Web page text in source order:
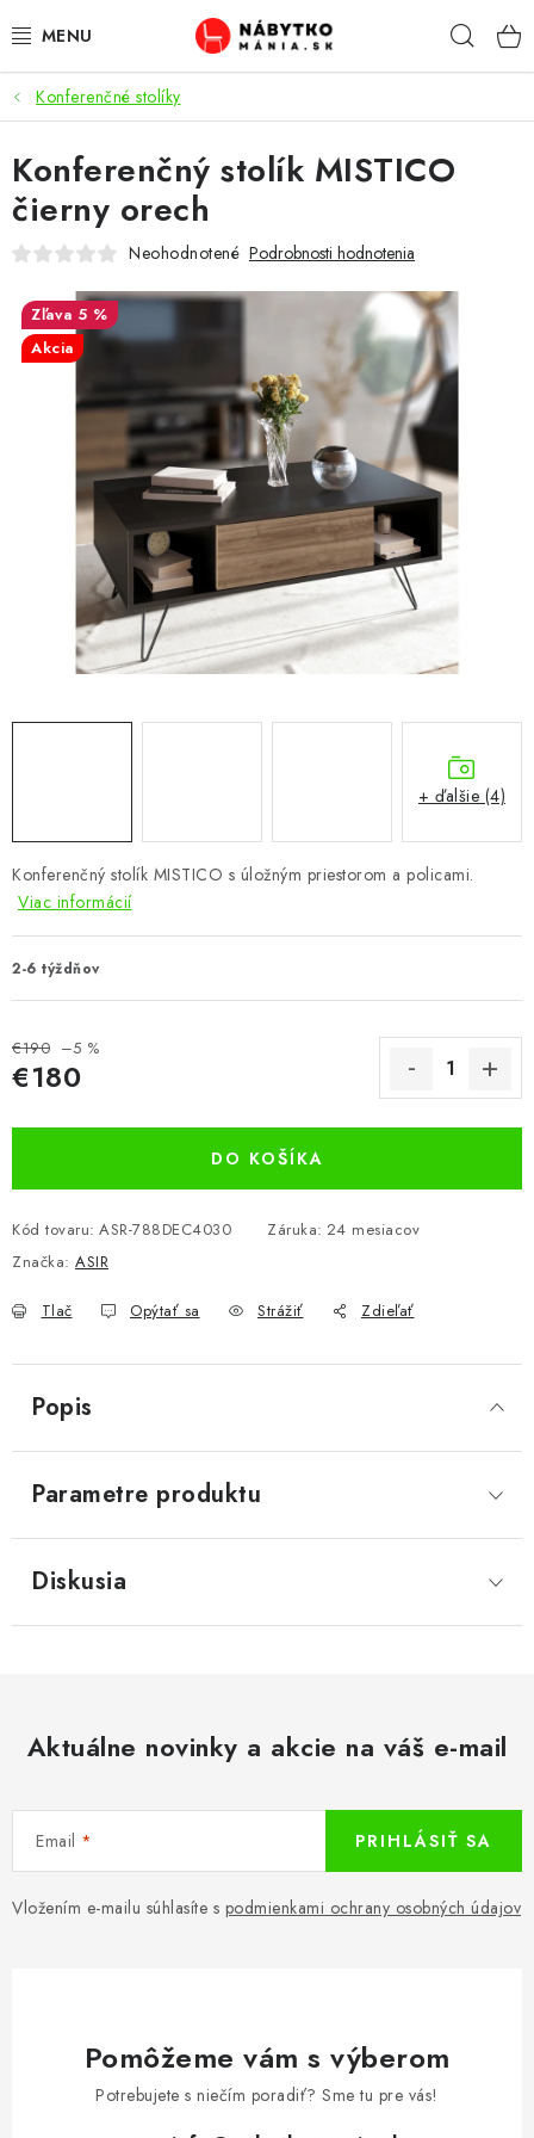
na
VÝPREDAJ
NOVINKY
OBÝVACIA IZBA
KUCHYŇA
SPÁĽŇA
PREDSIENE
PRACOVŇA / KANCELÁRIA
KÚPEĽŇA
DETSKÉ A ŠTUDENTSKÉ
DOPLNKY A DEKORÁCIE
ZÁHRADA
Reklamácie a odstúpenie od zmluvy
Konferenčné stolíky
Konferenčný stolík MISTICO s úložným priestorom a policami.
Viac informácií
2-6 týždňov
€190 –5 %
€180
DO KOŠÍKA
Kód tovaru: ASR-788DEC4030 Záruka: 24 mesiacov
Značka: ASIR
Tlač Opýtať sa Strážiť Zdieľať
Konferenčný stolík MISTICO
čierny orech
Neohodnotené Podrobnosti hodnotenia
5 %
Akcia
+ ďalšie (4)
Popis
Parametre produktu
Diskusia
Aktuálne novinky a akcie na váš e-mail
Email
Vložením e-mailu súhlasíte s podmienkami ochrany osobných údajov
PRIHLÁSIŤ SA
Pomôžeme vám s výberom
Potrebujete s niečím poradiť? Sme tu pre vás!